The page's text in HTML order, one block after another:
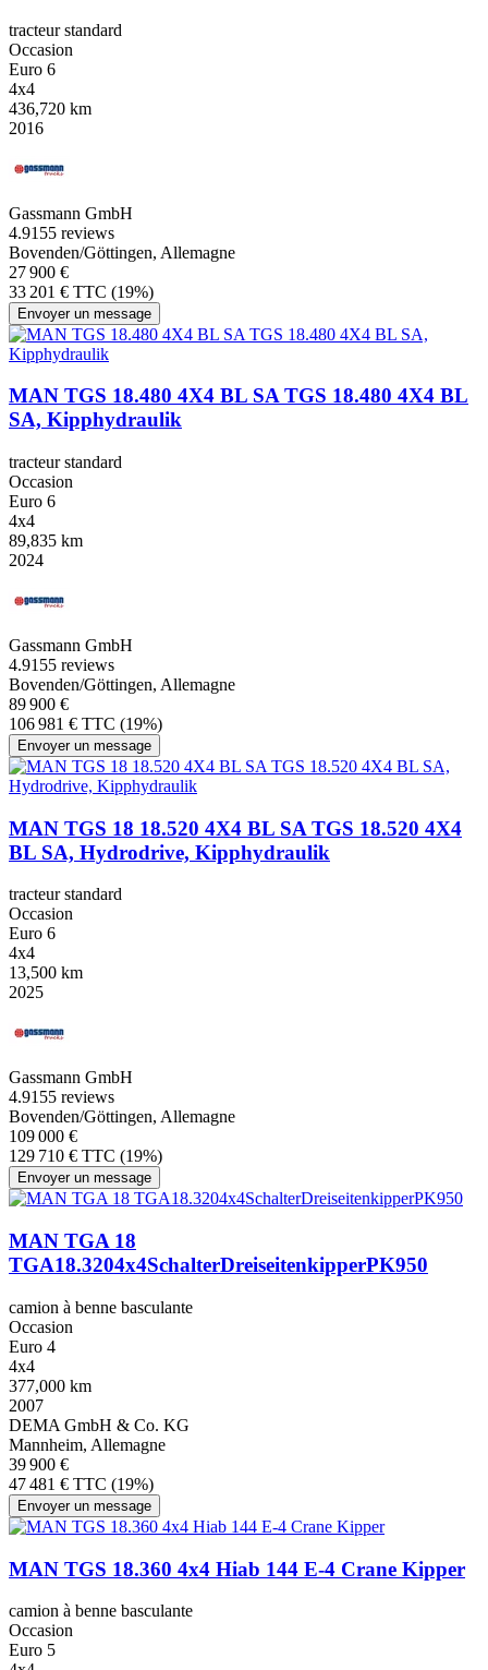
tracteur standard
Occasion
Euro 6
4x4
436,720 km
2016
Gassmann GmbH
4.9155 reviews
Bovenden/Göttingen, Allemagne
27 900 €
33 201 € TTC (19%)
Envoyer un message
MAN TGS 18.480 4X4 BL SA TGS 18.480 4X4 BL
SA, Kipphydraulik
tracteur standard
Occasion
Euro 6
4x4
89,835 km
2024
Gassmann GmbH
4.9155 reviews
Bovenden/Göttingen, Allemagne
89 900 €
106 981 € TTC (19%)
Envoyer un message
MAN TGS 18 18.520 4X4 BL SA TGS 18.520 4X4
BL SA, Hydrodrive, Kipphydraulik
tracteur standard
Occasion
Euro 6
4x4
13,500 km
2025
Gassmann GmbH
4.9155 reviews
Bovenden/Göttingen, Allemagne
109 000 €
129 710 € TTC (19%)
Envoyer un message
MAN TGA 18
TGA18.3204x4SchalterDreiseitenkipperPK950
camion à benne basculante
Occasion
Euro 4
4x4
377,000 km
2007
DEMA GmbH & Co. KG
Mannheim, Allemagne
39 900 €
47 481 € TTC (19%)
Envoyer un message
MAN TGS 18.360 4x4 Hiab 144 E-4 Crane Kipper
camion à benne basculante
Occasion
Euro 5